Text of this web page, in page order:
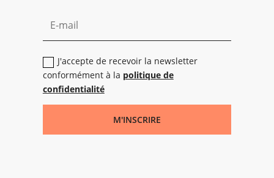
J'accepte de recevoir la newsletter
conformément à la politique de
confidentialité
M'INSCRIRE